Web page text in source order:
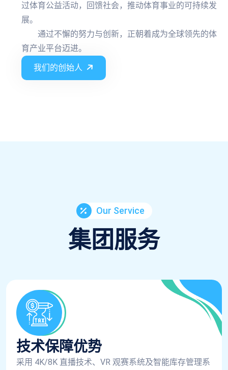
过体育公益活动，回馈社会，推动体育事业的可持续发
展。
通过不懈的努力与创新，正朝着成为全球领先的体
育产业平台迈进。
我们的创始人
Our Service
集团服务
技术保障优势
采用 4K/8K 直播技术、VR 观赛系统及智能库存管理系